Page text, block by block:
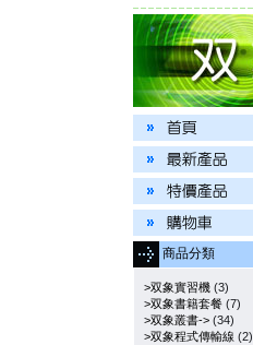
商品分類
>双象實習機(3)
>双象書籍套餐(7)
>双象叢書->(34)
>双象程式傳輸線 (2)